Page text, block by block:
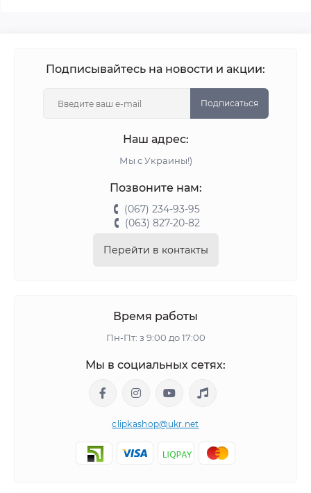
Подписывайтесь на новости и акции:
Подписаться
Наш адрес:
Мы с Украины!)
Позвоните нам:
(067) 234-93-95
(063) 827-20-82
Перейти в контакты
Время работы
Пн-Пт: з 9:00 до 17:00
Мы в социальных сетях:
clipkashop@ukr.net